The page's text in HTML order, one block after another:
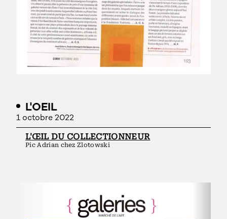
L'OEIL
1 octobre 2022
L'ŒIL DU COLLECTIONNEUR
Pic Adrian chez Zlotowski